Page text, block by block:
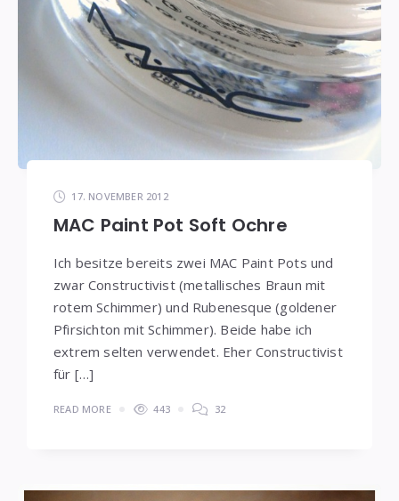
17. NOVEMBER 2012
MAC Paint Pot Soft Ochre
Ich besitze bereits zwei MAC Paint Pots und
zwar Constructivist (metallisches Braun mit
rotem Schimmer) und Rubenesque (goldener
Pfirsichton mit Schimmer). Beide habe ich
extrem selten verwendet. Eher Constructivist
für […]
READ MORE 443 32